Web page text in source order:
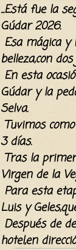
...Está fue la
Gúdar 2026.
Esa mágica
belleza,con
En esta
Gúdar y la
Selva.
Tuvimos
3 días.
Tras la
Virgen de la
Para esta
Luis y
Después de
hotel,en